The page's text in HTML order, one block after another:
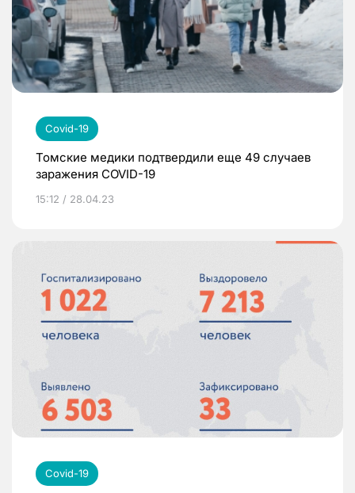
Covid-19
Томские медики подтвердили еще 49 случаев
заражения COVID-19
15:12 / 28.04.23
Covid-19